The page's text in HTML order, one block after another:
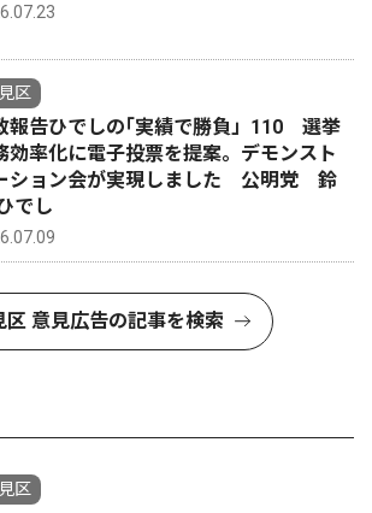
区
報告ひでしの｢実績で勝負」110 選挙
効率化に電子投票を提案。デモンスト
ション会が実現しました 公明党 鈴
でし
区 意見広告の記事を検索
区